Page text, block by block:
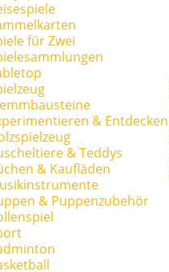
für Zwei
& Entdecken
& Teddys
& Kaufläden
& Puppenzubehör